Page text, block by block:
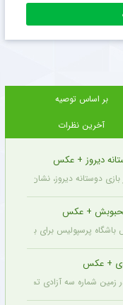
بر اساس توصیه
آخرین نظرات
دیروز + عکس
دوستانه دیروز، نشان داد
محبوبش + عکس
پرسپولیس برای بازگشت
+ عکس
شماره سه آزادی تمرین کرد.